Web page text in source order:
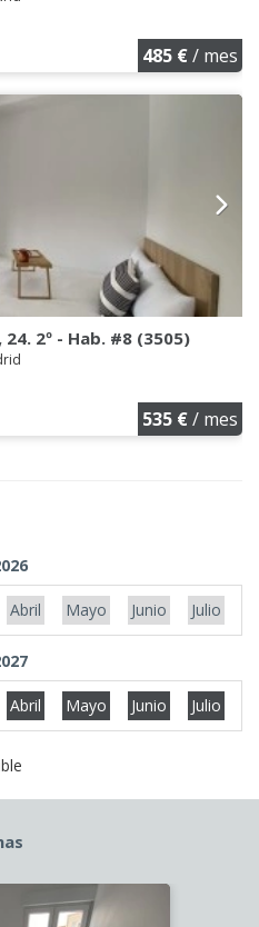
485 €/ mes
2º - Hab. #8 (3505)
535 €/ mes
Abril Mayo Junio Julio
Abril Mayo Junio Julio